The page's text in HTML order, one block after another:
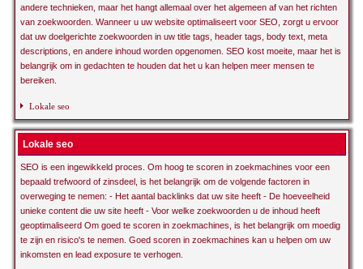
andere technieken, maar het hangt allemaal over het algemeen af van het richten
van zoekwoorden. Wanneer u uw website optimaliseert voor SEO, zorgt u ervoor
dat uw doelgerichte zoekwoorden in uw title tags, header tags, body text, meta
descriptions, en andere inhoud worden opgenomen. SEO kost moeite, maar het is
belangrijk om in gedachten te houden dat het u kan helpen meer mensen te
bereiken.
Lokale seo
Lokale seo
SEO is een ingewikkeld proces. Om hoog te scoren in zoekmachines voor een
bepaald trefwoord of zinsdeel, is het belangrijk om de volgende factoren in
overweging te nemen: - Het aantal backlinks dat uw site heeft - De hoeveelheid
unieke content die uw site heeft - Voor welke zoekwoorden u de inhoud heeft
geoptimaliseerd Om goed te scoren in zoekmachines, is het belangrijk om moedig
te zijn en risico's te nemen. Goed scoren in zoekmachines kan u helpen om uw
inkomsten en lead exposure te verhogen.